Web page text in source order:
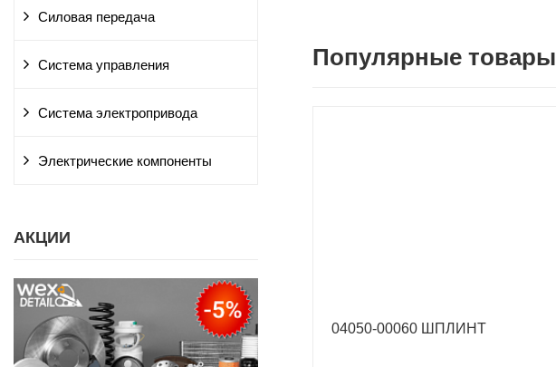
Силовая передача
Система управления
Система электропривода
Электрические компоненты
АКЦИИ
Популярные товары
04050-00060 ШПЛИНТ